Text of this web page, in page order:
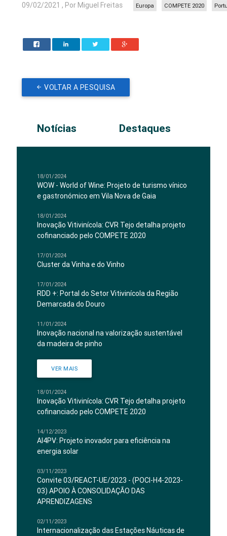
09/02/2021 , Por Miguel Freitas COMPETE 2020
Europa
VOLTAR A PESQUISA
Notícias Destaques
18/01/2024
WOW - World of Wine: Projeto de turismo vínico
e gastronómico em Vila Nova de Gaia
18/01/2024
Inovação Vitivinícola: CVR Tejo detalha projeto
cofinanciado pelo COMPETE 2020
17/01/2024
Cluster da Vinha e do Vinho
17/01/2024
RDD +: Portal do Setor Vitivinícola da Região
Demarcada do Douro
11/01/2024
Inovação nacional na valorização sustentável
da madeira de pinho
VER MAIS
18/01/2024
Inovação Vitivinícola: CVR Tejo detalha projeto
cofinanciado pelo COMPETE 2020
14/12/2023
AI4PV: Projeto inovador para eficiência na
energia solar
03/11/2023
Convite 03/REACT-UE/2023 - (POCI-H4-2023-
03) APOIO À CONSOLIDAÇÃO DAS
APRENDIZAGENS
02/11/2023
Internacionalização das Estações Náuticas de